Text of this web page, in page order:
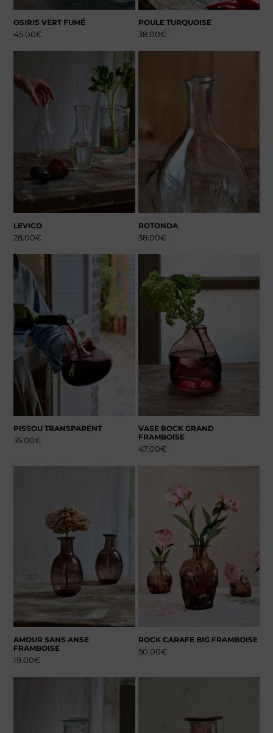
OSIRIS VERT FUMÉ
45.00€
POULE TURQUOISE
38.00€
LEVICO
28.00€
ROTONDA
38.00€
PISSOU TRANSPARENT
35.00€
VASE ROCK GRAND
FRAMBOISE
47.00€
AMOUR SANS ANSE
FRAMBOISE
19.00€
ROCK CARAFE BIG FRAMBOISE
50.00€